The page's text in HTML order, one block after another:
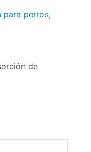
para perros,
de